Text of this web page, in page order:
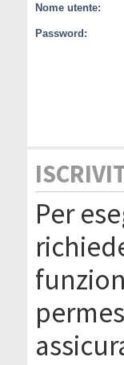
Nome utente:
Password:
Per